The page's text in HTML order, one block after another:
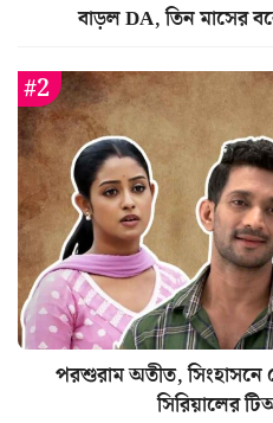
বাড়ল DA, তিন মাসের
পরশুরাম অতীত, সিংহাসনে
সিরিয়ালের